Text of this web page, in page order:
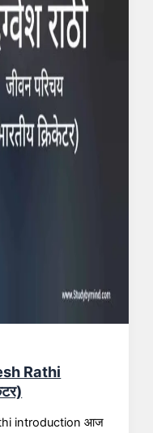
Rathi
introduction आज